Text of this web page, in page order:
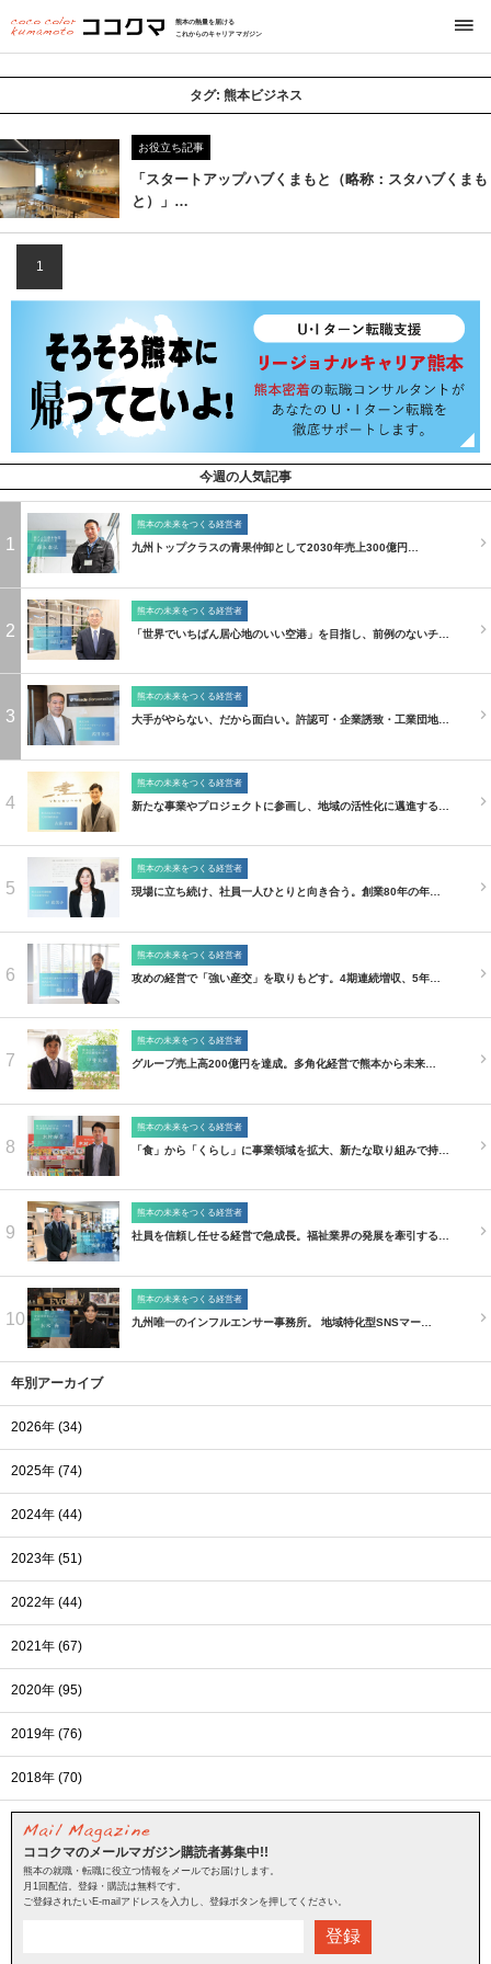
熊本の熱量を届ける
これからのキャリアマガジン
タグ: 熊本ビジネス
お役立ち記事
「スタートアップハブくまもと（略称：スタハブくまも
と）」…
1
今週の人気記事
1
熊本の未来をつくる経営者
九州トップクラスの青果仲卸として2030年売上300億円…
2
熊本の未来をつくる経営者
「世界でいちばん居心地のいい空港」を目指し、前例のないチ…
3
熊本の未来をつくる経営者
大手がやらない、だから面白い。許認可・企業誘致・工業団地…
4
熊本の未来をつくる経営者
新たな事業やプロジェクトに参画し、地域の活性化に邁進する…
5
熊本の未来をつくる経営者
現場に立ち続け、社員一人ひとりと向き合う。創業80年の年…
6
熊本の未来をつくる経営者
攻めの経営で「強い産交」を取りもどす。4期連続増収、5年…
7
熊本の未来をつくる経営者
グループ売上高200億円を達成。多角化経営で熊本から未来…
8
熊本の未来をつくる経営者
「食」から「くらし」に事業領域を拡大、新たな取り組みで持…
9
熊本の未来をつくる経営者
社員を信頼し任せる経営で急成長。福祉業界の発展を牽引する…
10
熊本の未来をつくる経営者
九州唯一のインフルエンサー事務所。 地域特化型SNSマー…
年別アーカイブ
2026年 (34)
2025年 (74)
2024年 (44)
2023年 (51)
2022年 (44)
2021年 (67)
2020年 (95)
2019年 (76)
2018年 (70)
ココクマのメールマガジン購読者募集中!!
熊本の就職・転職に役立つ情報をメールでお届けします。
月1回配信。登録・購読は無料です。
ご登録されたいE-mailアドレスを入力し、登録ボタンを押してください。
登録